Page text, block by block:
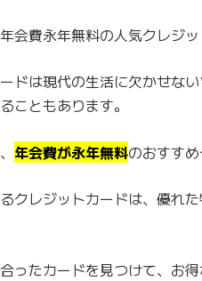
会費永年無料の人気クレジ
ドは現代の生活に欠かせな
こともあります。
年会費が永年無料のおすす
クレジットカードは、優れ
ったカードを見つけて、お得